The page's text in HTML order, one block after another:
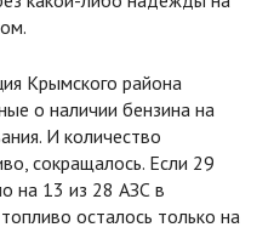
Крымского района
о наличии бензина на
И количество
сокращалось. Если 29
на 13 из 28 АЗС в
осталось только на